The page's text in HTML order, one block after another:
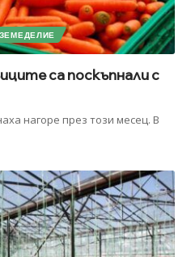
ЗЕМЕДЕЛИЕ
са поскъпнали с
нагоре през този месец. В